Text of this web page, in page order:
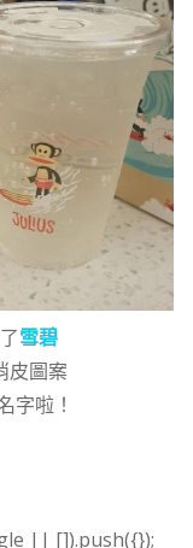
雪碧
皮圖案
字啦！
|| []).push({});